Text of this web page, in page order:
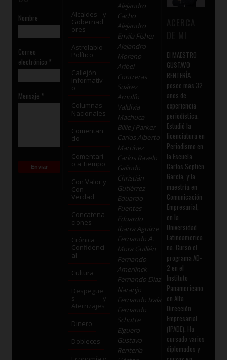
Nombre
Correo
electrónico *
Mensaje *
Alcaldes y
Gobernad
ores
Astrolabio
Político
Callejón
Informativ
o
Columnas
Nacionales
Comentan
do
Comentari
o a Tiempo
Con Valor y
Con
Verdad
Concatena
ciones
Crónica
Confidenci
al
Cultura
Despegue
s y
Aterrizajes
Dinero
Dobleces
Alejandro
Cacho
Alejandro
Envila Fisher
Alejandro
Moreno
Aribel
Contreras
Suárez
Arnulfo
Valdivia
Machuca
Billie J Parker
Carlos Alberto
Martínez
Carlos Ravelo
Galindo
Christián
Gutiérrez
Eduardo
Fuentes
Eduardo
Ibarra Aguirre
Fernando A.
Mora Guillén
Fernando
Amerlinck
Fernando Díaz
Naranjo
Fernando Irala
Fernando
Schutte
Elguero
Gustavo
Rentería
El MAESTRO
GUSTAVO
RENTERÍA
posee más 32
años de
experiencia
periodística.
Estudió la
licenciatura en
Periodismo en
la Escuela
Carlos Septién
García, y la
maestría en
Comunicación
Empresarial,
en la
Universidad
Latinoamerica
na. Cursó el
programa AD-
2 en el
Instituto
Panamericano
en Alta
Dirección
Empresarial
(IPADE). Ha
cursado varios
diplomados y